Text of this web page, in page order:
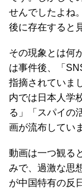
せんでしたよね
後に存在すると
その現象とは何
は事件後、「
指摘されていま
内では日本人学
る」「スパイの
画が流布してい
動画は一つ観る
みで、過激な思
が中国特有の反